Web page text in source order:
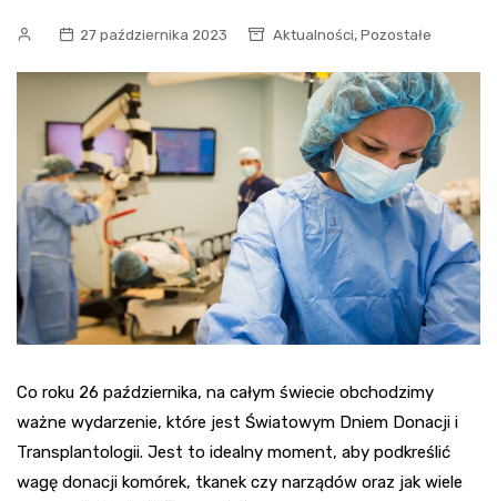
27 października 2023 Aktualności, Pozostałe
Co roku 26 października, na całym świecie obchodzimy
ważne wydarzenie, które jest Światowym Dniem Donacji i
Transplantologii. Jest to idealny moment, aby podkreślić
wagę donacji komórek, tkanek czy narządów oraz jak wiele